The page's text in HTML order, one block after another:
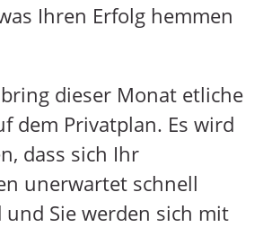
Ihren Erfolg hemmen
dieser Monat etliche
dem Privatplan. Es wird
dass sich Ihr
unerwartet schnell
Sie werden sich mit